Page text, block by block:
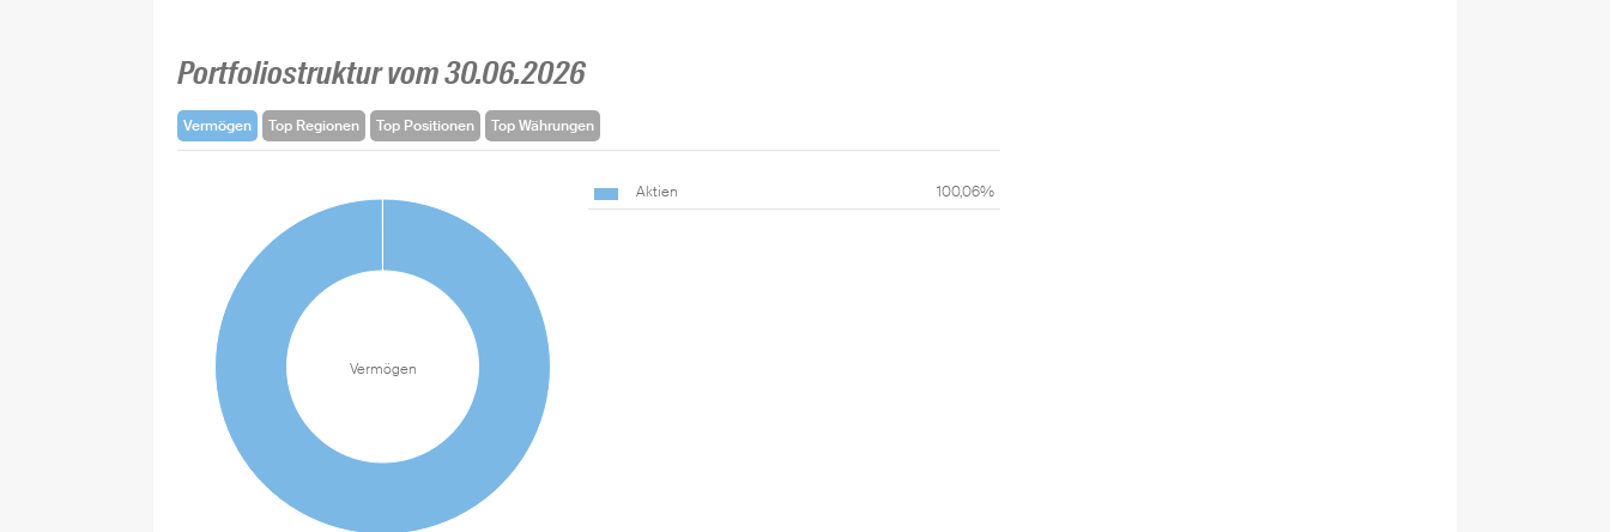
Portfoliostruktur vom 30.06.2026
Vermögen Top Regionen Top Positionen Top Währungen
Vermögen
Aktien 100,06%